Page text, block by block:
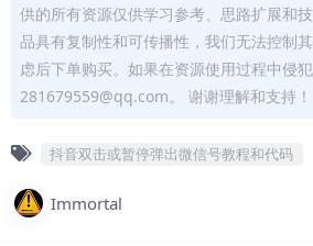
供的所有资源仅供学习参考、思路扩展和
品具有复制性和可传播性，我们无法控制
虑后下单购买。如果在资源使用过程中侵
281679559@qq.com。 谢谢理解和支持！
抖音双击或暂停弹出微信号教程和代码
Immortal